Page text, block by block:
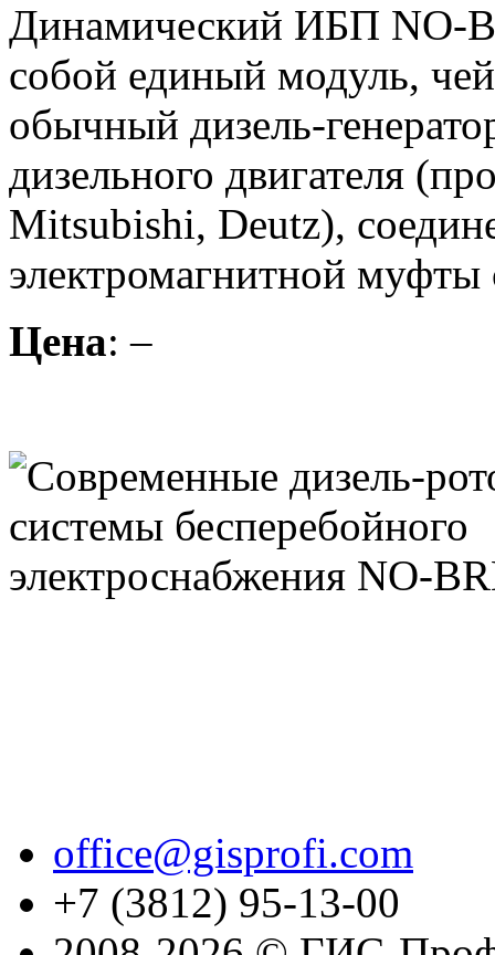
Динамический ИБП NO-
собой единый модуль,
обычный дизель-
дизельного двигателя
Mitsubishi, Deutz),
электромагнитной муфты
Цена: –
office@gisprofi.com
+7 (3812) 95-13-00